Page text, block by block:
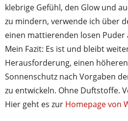
klebrige Gefühl, den Glow und
zu mindern, verwende ich über
einen mattierenden losen Puder
Mein Fazit: Es ist und bleibt
Herausforderung, einen
Sonnenschutz nach Vorgaben
zu entwickeln. Ohne Duftstoffe.
Hier geht es zur Homepage von